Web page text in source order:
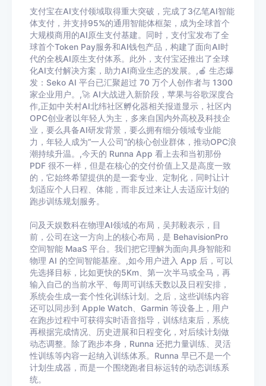
支付宝在AI支付领域取得重大突破，完成了3亿笔AI智能
体支付，并支持95%的通用智能体框架，成为全球首个
大规模商用的AI原生支付基建。同时，支付宝发布了全
球首个Token Pay服务和AI钱包产品，构建了面向AI时
代的全栈AI原生支付体系。此外，支付宝还推出了全球
化AI支付解决方案，助力AI商业生态的发展。,🍎 生态爆
发：Seko AI 平台已汇聚超过 70 万个人创作者与 1300
家企业用户。,🚀 AI大战进入新阶段，苹果与谷歌深度合
作,正如中关村AI北纬社区孵化器相关报道显示，社区内
OPC创业者以年轻人为主，多来自国内外高校及科技企
业，要么具备AI研发背景，要么拥有细分领域专业能
力，年轻人成为“一人公司”的核心创业群体，推动OPC浪
潮持续升温。,今天的 Runna App 看上去和当初那份
PDF 很不一样，但是在核心的交付价值上又是高度一致
的，它始终希望提供的是一套专业、定制化，同时让计
划适应个人日程、体能，而非反过来让人去适应计划的
跑步训练规划服务。
问及天娱数科在物理AI领域的布局，吴邦毅表示，目
前，公司在这一方向上的核心布局，是 BehavisionPro
空间智能 MaaS 平台。我们把它理解为面向具身智能和
物理 AI 的空间智能基座。,如今用户进入 App 后，可以
先选择目标，比如更快的5Km、第一次半马或全马，再
输入自己的当前水平、每周可训练天数以及日程安排，
系统会生成一套个性化训练计划。之后，这些训练内容
还可以同步到 Apple Watch、Garmin 等设备上，用户
在跑步过程中可获得实时语音指导，训练结束后，系统
再根据完成情况、历史进展和日程变化，对后续计划做
动态调整。除了跑步本身，Runna 还把力量训练、灵活
性训练等内容一起纳入训练体系。Runna 早已不是一个
计划生成器，而是一个围绕跑者目标运转的动态训练系
统。